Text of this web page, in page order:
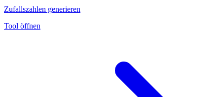
Zufallszahlen generieren
Tool öffnen